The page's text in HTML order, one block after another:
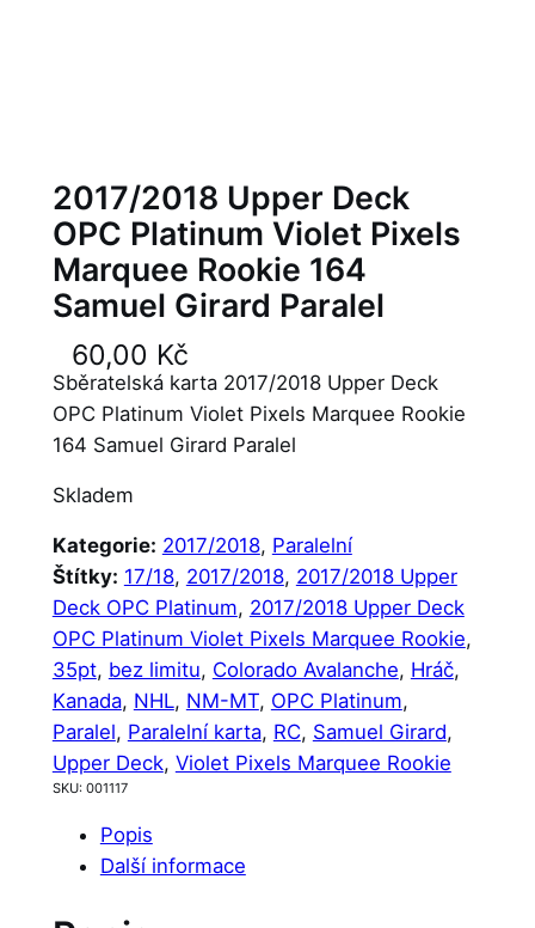
2017/2018 Upper Deck
OPC Platinum Violet Pixels
Marquee Rookie 164
Samuel Girard Paralel
60,00 Kč
Sběratelská karta 2017/2018 Upper Deck
OPC Platinum Violet Pixels Marquee Rookie
164 Samuel Girard Paralel
Skladem
Kategorie: 2017/2018, Paralelní
Štítky: 17/18, 2017/2018, 2017/2018 Upper
Deck OPC Platinum, 2017/2018 Upper Deck
OPC Platinum Violet Pixels Marquee Rookie
35pt, bez limitu, Colorado Avalanche, Hráč
Kanada, NHL, NM-MT, OPC Platinum
Paralel, Paralelní karta, RC, Samuel Girard
Upper Deck, Violet Pixels Marquee Rookie
SKU: 001117
Popis
Další informace